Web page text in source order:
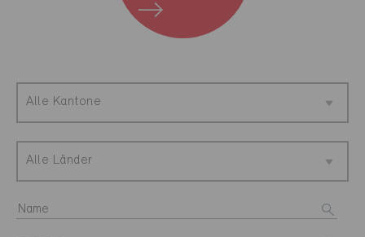
Alle Kantone
Alle Länder